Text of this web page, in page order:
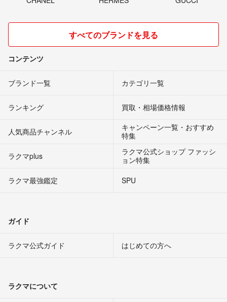
すべてのブランドを見る
コンテンツ
ブランド一覧 カテゴリ一覧
ランキング 買取・相場価格情報
人気商品チャンネル
キャンペーン一覧・おすすめ
特集
ラクマplus
ラクマ公式ショップ ファッシ
ョン特集
ラクマ最強鑑定
SPU
ガイド
ラクマ公式ガイド はじめての方へ
ラクマについて